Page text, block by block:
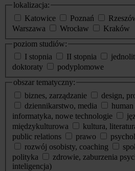
lokalizacja:
Katowice
Poznań
Warszawa
Wrocław
Kraków
poziom studiów:
I stopnia
II stopnia
doktoraty
podyplomowe
obszar tematyczny:
biznes, zarządzanie
design,
dziennikarstwo, media
human
informatyka, nowe technologie
międzykulturowa
kultura,
public relations
prawo
rozwój osobisty, coaching
polityka
zdrowie, zaburzenia
inteligencja)